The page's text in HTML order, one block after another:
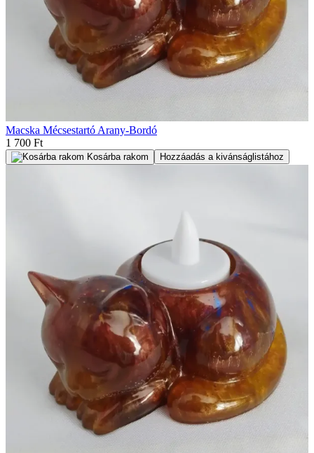
Macska Mécsestartó Arany-Bordó
1 700 Ft
Kosárba rakom Hozzáadás a kivánságlistához